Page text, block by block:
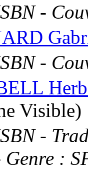
-
-
Visible)
-
Genre :